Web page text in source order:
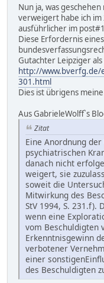
Nun ja, was
verweigert habe ich im
ausführlicher im
Diese Erfordernis
Gutachter Leipziger
http://www.bverfg.de/
301.html
Dies ist übrigens
Aus GabrieleWolff`s
Zitat
Eine Anordnung
psychiatrischen
danach nicht
weigert, sie
soweit die
Mitwirkung des
StV 1994, S. 231.f).
wenn eine
vom Beschuldigten
Erkenntnisgewinn
verbotener
einer
des Beschuldigten